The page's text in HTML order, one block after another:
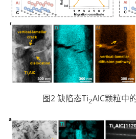
图2 缺陷态Ti2AlC颗粒中